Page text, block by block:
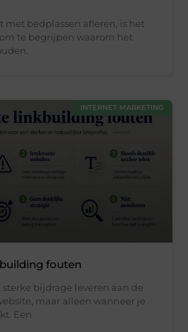
met bedplassen afleren, is het
te begrijpen waarom het
INTERNET MARKETING
fouten
bijdrage leveren aan de
maar alleen wanneer je
Een